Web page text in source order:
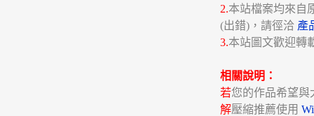
2.本站檔案均來自
(出錯)，請徑洽 產
3.本站圖文歡迎轉
相關說明：
若您的作品希望
解壓縮推薦使用